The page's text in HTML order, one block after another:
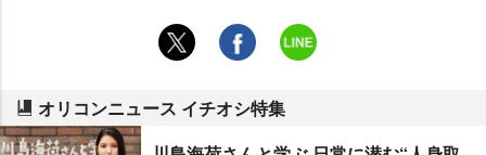
オリコンニュース イチオシ特集